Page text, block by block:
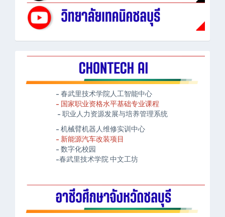
- 春武里技术学院人工智能中心
- 国家职业资格水平基础专业课程
- 职业人力资源发展与培养管理系统
- 机械臂机器人维修实训中心
- 新能源汽车改装项目
- 数字化校园
-春武里技术学院 中文工坊